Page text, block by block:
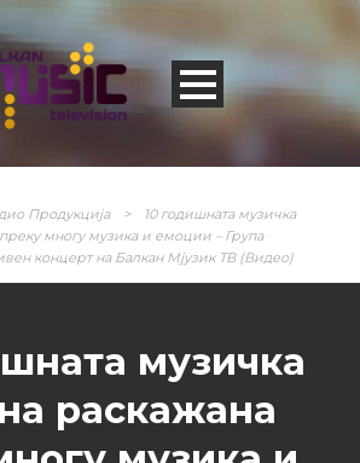
Продукција >
10 годишната музичка
многу музика и емоции – Група
концерт на Балкан Мјузик ТВ (Видео)
музичка
раскажана